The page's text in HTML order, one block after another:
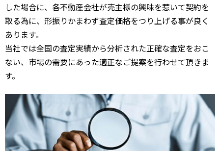
した場合に、各不動産会社が売主様の興味を惹いて契約を
取る為に、形振りかまわず査定価格をつり上げる事が良く
あります。
当社では全国の査定実績から分析された正確な査定をおこ
ない、市場の需要にあった適正なご提案を行わせて頂きま
す。